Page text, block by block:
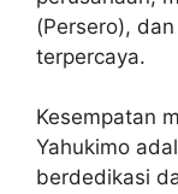
(Persero),
terpercaya.
Kesempatan
Yahukimo
berdedikasi